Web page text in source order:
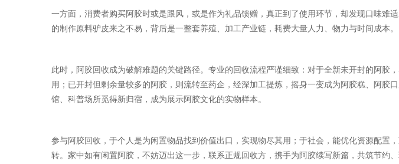
一方面，消费者购买阿胶时或是跟风，或是作为礼品馈赠，真正到了使用环节，却发现口味
的制作原料驴皮来之不易，背后是一整套养殖、加工产业链，耗费大量人力、物力与时间成本
此时，阿胶回收成为破解难题的关键路径。专业的回收流程严谨细致：对于全新未开封的阿
用；已开封但剩余量较多的阿胶，则流转至药企，经深加工提炼，摇身一变成为阿胶糕、阿
馆、科普场所觅得新归宿，成为展示阿胶文化的实物样本。
参与阿胶回收，于个人是为闲置物品找到价值出口，实现物尽其用；于社会，能优化资源配
转。家中如有闲置阿胶，不妨迈出这一步，联系正规回收方，携手为阿胶续写新篇，共筑节约、